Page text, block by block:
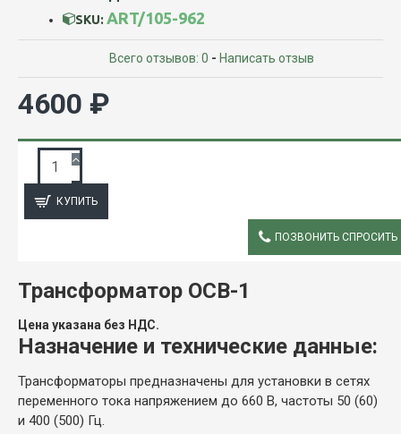
SKU: ART/105-962
Всего отзывов: 0 - Написать отзыв
4600 ₽
КУПИТЬ
ПОЗВОНИТЬ СПРОСИТЬ
Трансформатор ОСВ-1
Цена указана без НДС.
Назначение и технические данные:
Трансформаторы предназначены для установки в сетях
переменного тока напряжением до 660 В, частоты 50 (60)
и 400 (500) Гц.